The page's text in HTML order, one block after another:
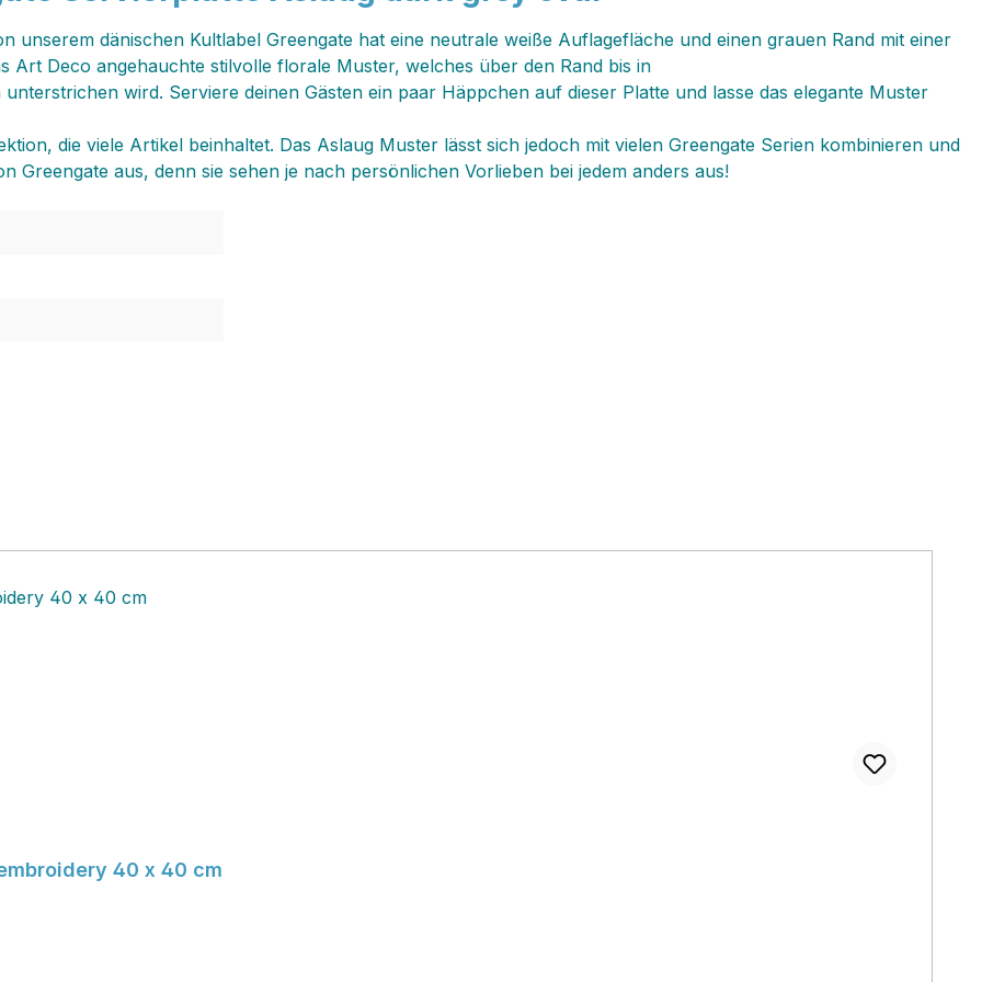
unserem dänischen Kultlabel Greengate hat eine neutrale weiße Auflagefläche und einen grauen Rand mit einer
Art Deco angehauchte stilvolle florale Muster, welches über den Rand bis in
wird. Serviere deinen Gästen ein paar Häppchen auf dieser Platte und lasse das elegante Muster
die viele Artikel beinhaltet. Das Aslaug Muster lässt sich jedoch mit vielen Greengate Serien kombinieren und
Greengate aus, denn sie sehen je nach persönlichen Vorlieben bei jedem anders aus!
Aslaug white with embroidery 40 x 40 cm